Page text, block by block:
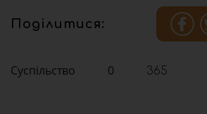
Поділитися:
Суспільство 0 365